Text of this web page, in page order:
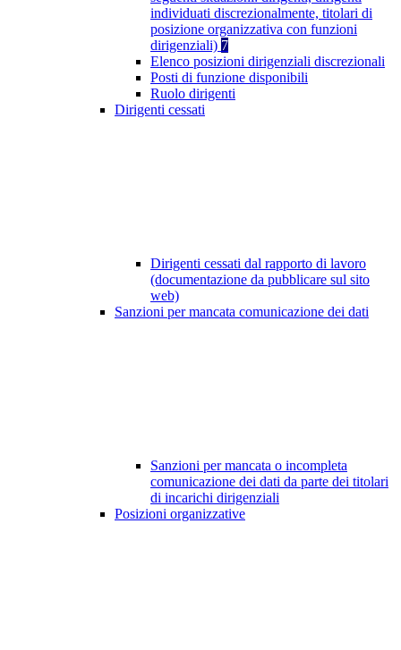
individuati discrezionalmente, titolari di
posizione organizzativa con funzioni
dirigenziali) 7
Elenco posizioni dirigenziali discrezionali
Posti di funzione disponibili
Ruolo dirigenti
Dirigenti cessati
Dirigenti cessati dal rapporto di lavoro
(documentazione da pubblicare sul sito
web)
Sanzioni per mancata comunicazione dei dati
Sanzioni per mancata o incompleta
comunicazione dei dati da parte dei titolari
di incarichi dirigenziali
Posizioni organizzative